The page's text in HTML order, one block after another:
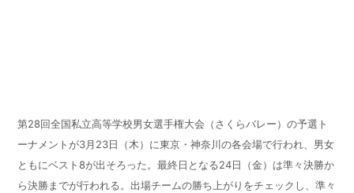
第28回全国私立高等学校男女選手権大会（さくらバレー）の予選ト
ーナメントが3月23日（木）に東京・神奈川の各会場で行われ、男女
ともにベスト8が出そろった。最終日となる24日（金）は準々決勝か
ら決勝までが行われる。出場チームの勝ち上がりをチェックし、準々